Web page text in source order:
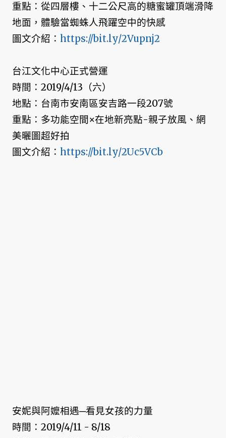
重點：從四層樓、十二公尺高的糖蜜罐頂端滑降
地面，體驗當蜘蛛人飛躍空中的快感
圖文介紹： https://bit.ly/2Vupnj2
台江文化中心正式營運
時間：2019/4/13（六）
地點：台南市安南區安吉路一段207號
重點：多功能空間×在地新亮點-親子放風、網
美曬圖超好拍
圖文介紹： https://bit.ly/2Uc5VCb
安妮與阿嬤相遇─看見女孩的力量
時間：2019/4/11 - 8/18